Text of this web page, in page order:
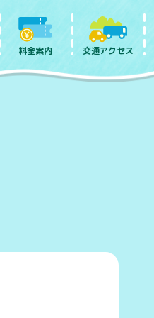
料金案内 交通アクセス